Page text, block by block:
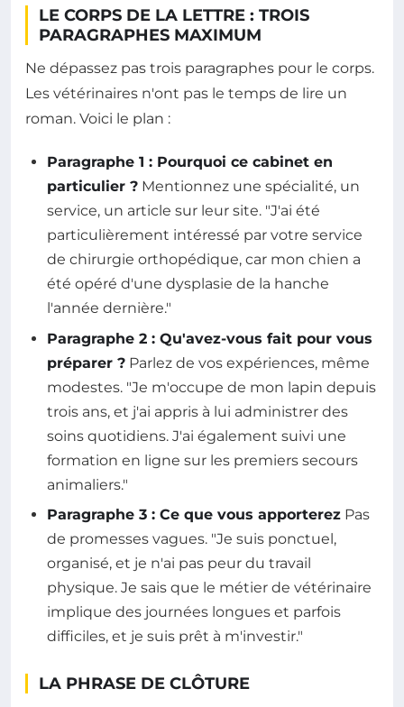
LE CORPS DE LA LETTRE : TROIS
PARAGRAPHES MAXIMUM
Ne dépassez pas trois paragraphes pour le corps.
Les vétérinaires n'ont pas le temps de lire un
roman. Voici le plan :
Paragraphe 1 : Pourquoi ce cabinet en
particulier ? Mentionnez une spécialité, un
service, un article sur leur site. "J'ai été
particulièrement intéressé par votre service
de chirurgie orthopédique, car mon chien a
été opéré d'une dysplasie de la hanche
l'année dernière."
Paragraphe 2 : Qu'avez-vous fait pour vous
préparer ? Parlez de vos expériences, même
modestes. "Je m'occupe de mon lapin depuis
trois ans, et j'ai appris à lui administrer des
soins quotidiens. J'ai également suivi une
formation en ligne sur les premiers secours
animaliers."
Paragraphe 3 : Ce que vous apporterez Pas
de promesses vagues. "Je suis ponctuel,
organisé, et je n'ai pas peur du travail
physique. Je sais que le métier de vétérinaire
implique des journées longues et parfois
difficiles, et je suis prêt à m'investir."
LA PHRASE DE CLÔTURE